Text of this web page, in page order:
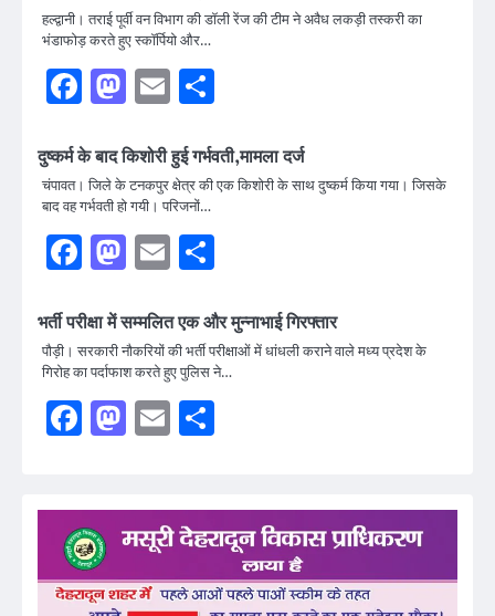
हल्द्वानी। तराई पूर्वी वन विभाग की डॉली रेंज की टीम ने अवैध लकड़ी तस्करी का
भंडाफोड़ करते हुए स्कॉर्पियो और…
Facebook
Mastodon
Email
दुष्कर्म के बाद किशोरी हुई गर्भवती,मामला दर्ज
चंपावत। जिले के टनकपुर क्षेत्र की एक किशोरी के साथ दुष्कर्म किया गया। जिसके
बाद वह गर्भवती हो गयी। परिजनों…
Facebook
Mastodon
Email
भर्ती परीक्षा में सम्मलित एक और मुन्नाभाई गिरफ्तार
पौड़ी। सरकारी नौकरियों की भर्ती परीक्षाओं में धांधली कराने वाले मध्य प्रदेश के
गिरोह का पर्दाफाश करते हुए पुलिस ने…
Facebook
Mastodon
Email